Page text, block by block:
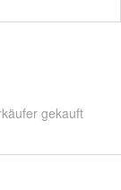
gekauft